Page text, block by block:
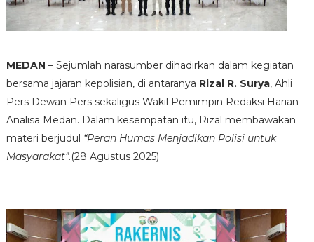
MEDAN – Sejumlah narasumber dihadirkan dalam kegiatan
bersama jajaran kepolisian, di antaranya Rizal R. Surya, Ahli
Pers Dewan Pers sekaligus Wakil Pemimpin Redaksi Harian
Analisa Medan. Dalam kesempatan itu, Rizal membawakan
materi berjudul “Peran Humas Menjadikan Polisi untuk
Masyarakat”.(28 Agustus 2025)